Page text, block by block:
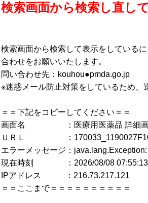
検索画面から検索し直し
検索画面から検索して表示をしている
合わせをお願いいたします。
問い合わせ先：kouhou●pmda.go.jp
※迷惑メール防止対策をしているため
＝＝下記をコピーしてください＝＝
画面名 ：医療用医薬品 詳細画
ＵＲＬ ：
エラーメッセージ：
現在時刻 ：2026/08/08 07:55:13
IPアドレス ：216.73.217.121
＝＝ここまで＝＝＝＝＝＝＝＝＝＝